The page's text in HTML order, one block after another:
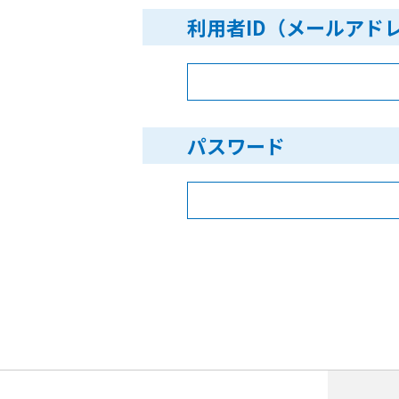
利用者ID（メールアド
パスワード